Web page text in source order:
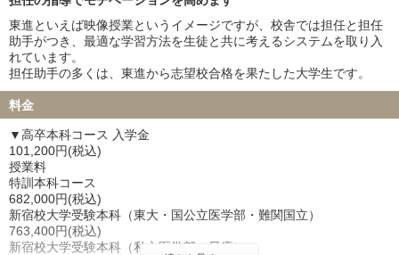
私立大学
慶應義塾大学 39名
東京慈恵会医科大学 19名
順天堂大学 44名
日本医科大学 29名
大阪医科薬科大学 17名
関西医科大学 40名
国際医療福祉大学 48名
自治医科大学 31名
東京医科大学 23名
東邦大学 25名
帝京大学 20名
愛知医科大学 16名
東北医科薬科大学 17名
日本大学 5名
兵庫医科大学 18名
聖マリアンナ医科大学 10名
東進といえば映像授業というイメージですが、校舎では担任と担任
助手がつき、最適な学習方法を生徒と共に考えるシステムを取り入
れています。
担任助手の多くは、東進から志望校合格を果たした大学生です。
料金
▼高卒本科コース 入学金
101,200円(税込)
授業料
特訓本科コース
682,000円(税込)
新宿校大学受験本科（東大・国公立医学部・難関国立）
763,400円(税込)
新宿校大学受験本科（私立医学部・早慶）